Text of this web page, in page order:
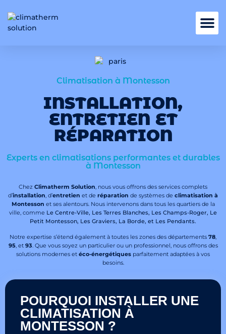
Climatisation à Montesson
INSTALLATION,
ENTRETIEN ET
RÉPARATION
Experts en climatisations performantes et durables
à Montesson
Chez Climatherm Solution , nous vous offrons des services complets
d’installation , d’entretien et de réparation de systèmes de climatisation à
Montesson et ses alentours. Nous intervenons dans tous les quartiers de la
ville, comme Le Centre-Ville, Les Terres Blanches, Les Champs-Roger, Le
Petit Montesson, Les Graviers, La Borde, et Les Pendants.
Notre expertise s’étend également à toutes les zones des départements 78,
95, et 93. Que vous soyez un particulier ou un professionnel, nous offrons des
solutions modernes et éco-énergétiques parfaitement adaptées à vos
besoins.
POURQUOI INSTALLER UNE
CLIMATISATION À
MONTESSON ?